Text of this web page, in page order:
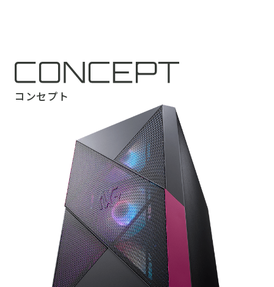
コンセプト